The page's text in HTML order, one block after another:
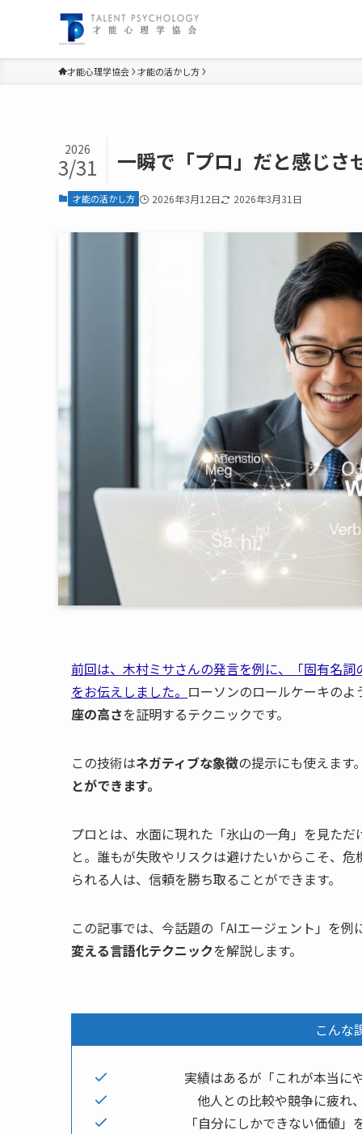
才能心理学協会 才能の活かし方
一瞬で「プロ」だと感じさ
2026
3/31
才能の活かし方 2026年3月12日 2026年3月31日
前回は、木村ミサさんの発言を例に、「固有名
をお伝えしました。 ローソンのロールケーキの
座の高さを証明するテクニックです。
この技術はネガティブな象徴の提示にも使えます
とができます。
プロとは、水面に現れた「氷山の一角」を見た
と。誰もが失敗やリスクは避けたいからこそ、
られる人は、信頼を勝ち取ることができます。
この記事では、今話題の「AIエージェント」を
変える言語化テクニックを解説します。
こんな
実績はあるが「これが本当に
他人との比較や競争に疲れ
「自分にしかできない価値